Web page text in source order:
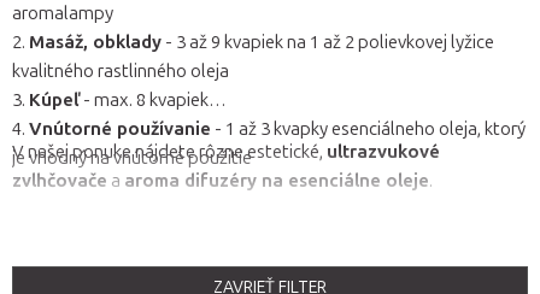
aromalampy
2. Masáž, obklady - 3 až 9 kvapiek na 1 až 2 polievkovej lyžice
kvalitného rastlinného oleja
3. Kúpeľ- max. 8 kvapiek
4. Vnútorné používanie - 1 až 3 kvapky esenciálneho oleja, ktorý
je vhodný na vnútorné použitie
V našej ponuke nájdete rôzne estetické, ultrazvukové
zvlhčovače a aroma difuzéry na esenciálne oleje.
ZAVRIEŤ FILTER